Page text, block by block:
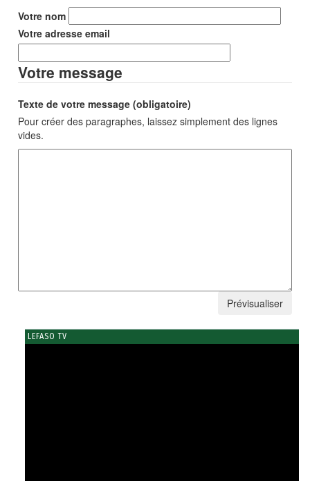
Votre nom
Votre adresse email
Votre message
Texte de votre message (obligatoire)
Pour créer des paragraphes, laissez simplement des lignes
vides.
LEFASO TV